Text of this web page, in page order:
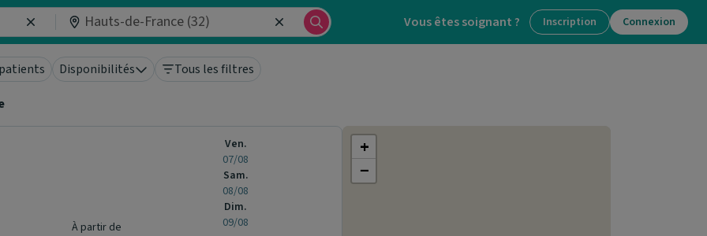
Vous êtes soignant ? Inscription Connexion
Disponibilités
Tous les filtres
À partir de
Ven.
07/08
Sam.
08/08
Dim.
09/08
+
−